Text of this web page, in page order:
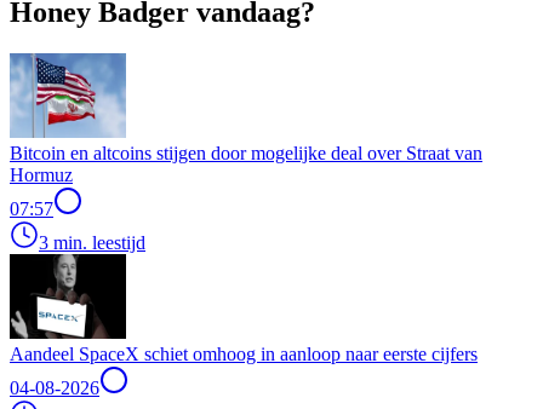
Honey Badger vandaag?
Bitcoin en altcoins stijgen door mogelijke deal over Straat van
Hormuz
07:57
3 min. leestijd
Aandeel SpaceX schiet omhoog in aanloop naar eerste cijfers
04-08-2026